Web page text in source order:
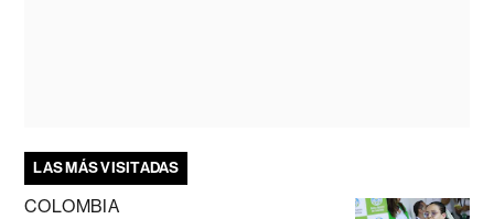
LAS MÁS VISITADAS
COLOMBIA